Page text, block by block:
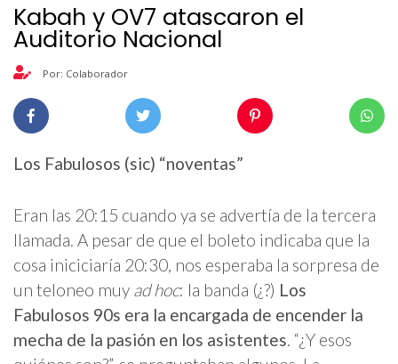
Kabah y OV7 atascaron el
Auditorio Nacional
Por: Colaborador
Los Fabulosos (sic) “noventas”
Eran las 20:15 cuando ya se advertía de la tercera
llamada. A pesar de que el boleto indicaba que la
cosa iniciciaría 20:30, nos esperaba la sorpresa de
un teloneo muy ad hoc: la banda (¿?) Los
Fabulosos 90s era la encargada de encender la
mecha de la pasión en los asistentes . “¿Y esos